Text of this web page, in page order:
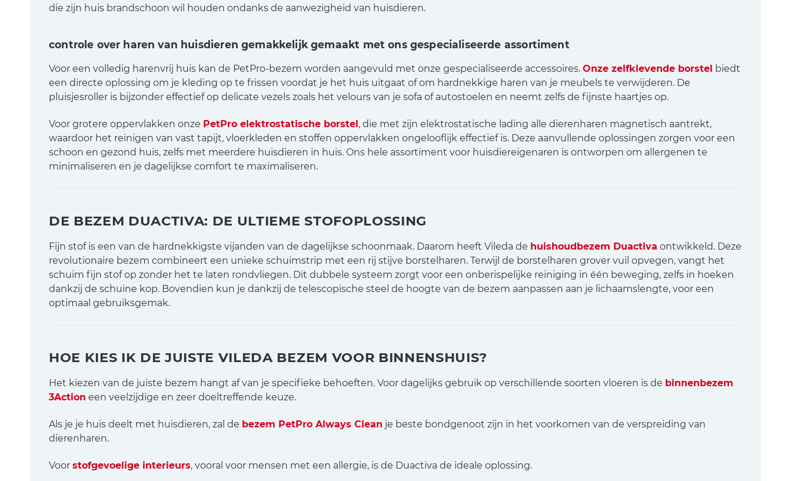
die zijn huis brandschoon wil houden ondanks de aanwezigheid van huisdieren.
controle over haren van huisdieren gemakkelijk gemaakt met ons gespecialiseerde assortiment
Voor een volledig harenvrij huis kan de PetPro-bezem worden aangevuld met onze gespecialiseerde accessoires. Onze zelfklevende borstel biedt
een directe oplossing om je kleding op te frissen voordat je het huis uitgaat of om hardnekkige haren van je meubels te verwijderen. De
pluisjesroller is bijzonder effectief op delicate vezels zoals het velours van je sofa of autostoelen en neemt zelfs de fijnste haartjes op.
Voor grotere oppervlakken onze PetPro elektrostatische borstel , die met zijn elektrostatische lading alle dierenharen magnetisch aantrekt,
waardoor het reinigen van vast tapijt, vloerkleden en stoffen oppervlakken ongelooflijk effectief is. Deze aanvullende oplossingen zorgen voor een
schoon en gezond huis, zelfs met meerdere huisdieren in huis. Ons hele assortiment voor huisdiereigenaren is ontworpen om allergenen te
minimaliseren en je dagelijkse comfort te maximaliseren.
DE BEZEM DUACTIVA: DE ULTIEME STOFOPLOSSING
Fijn stof is een van de hardnekkigste vijanden van de dagelijkse schoonmaak. Daarom heeft Vileda de huishoudbezem Duactiva ontwikkeld. Deze
revolutionaire bezem combineert een unieke schuimstrip met een rij stijve borstelharen. Terwijl de borstelharen grover vuil opvegen, vangt het
schuim fijn stof op zonder het te laten rondvliegen. Dit dubbele systeem zorgt voor een onberispelijke reiniging in één beweging, zelfs in hoeken
dankzij de schuine kop. Bovendien kun je dankzij de telescopische steel de hoogte van de bezem aanpassen aan je lichaamslengte, voor een
optimaal gebruiksgemak.
HOE KIES IK DE JUISTE VILEDA BEZEM VOOR BINNENSHUIS?
Het kiezen van de juiste bezem hangt af van je specifieke behoeften. Voor dagelijks gebruik op verschillende soorten vloeren is de binnenbezem
3Action een veelzijdige en zeer doeltreffende keuze.
Als je je huis deelt met huisdieren, zal de bezem PetPro Always Clean je beste bondgenoot zijn in het voorkomen van de verspreiding van
dierenharen.
Voor stofgevoelige interieurs, vooral voor mensen met een allergie, is de Duactiva de ideale oplossing.